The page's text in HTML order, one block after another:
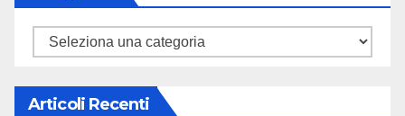
Categorie
Articoli Recenti